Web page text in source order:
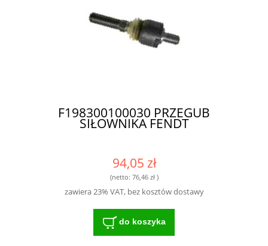
F198300100030 PRZEGUB
SIŁOWNIKA FENDT
94,05 zł
(netto: 76,46 zł)
zawiera 23% VAT, bez kosztów dostawy
do koszyka